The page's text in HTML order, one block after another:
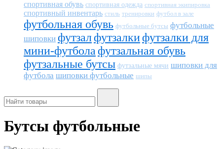
спортивная обувь спортивная одежда спортивная экипировка
спортивный инвентарь стиль тренировки футбол в зале
футбольная обувь футбольные бутсы футбольные
шиповки футзалфутзалкифутзалки для
мини-футбола футзальная обувь
футзальные бутсы футзальные мячи шиповки для
футбола шиповки футбольные шипы
Бутсы футбольные